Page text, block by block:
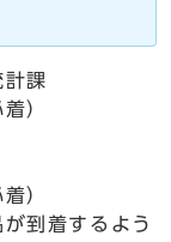
計課
）
）
着するよう